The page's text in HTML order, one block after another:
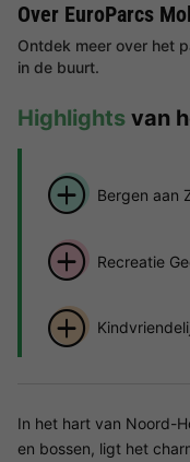
Over EuroParcs
Ontdek meer over het
in de buurt.
Highlights van
Bergen aan
Recreatie
In het hart van Noord-
en bossen, ligt het